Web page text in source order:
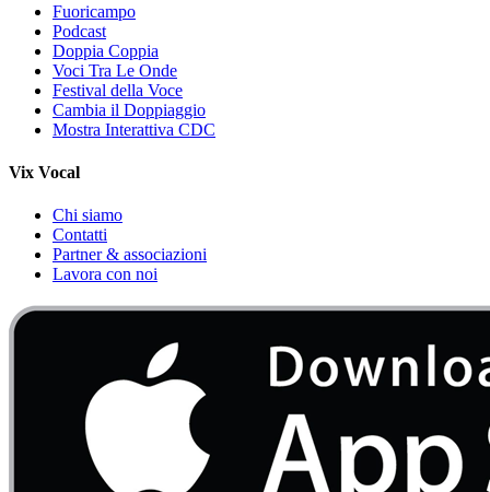
Fuoricampo
Podcast
Doppia Coppia
Voci Tra Le Onde
Festival della Voce
Cambia il Doppiaggio
Mostra Interattiva CDC
Vix Vocal
Chi siamo
Contatti
Partner & associazioni
Lavora con noi